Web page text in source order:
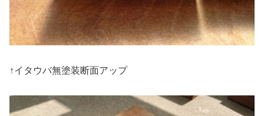
↑イタウバ無塗装断面アップ